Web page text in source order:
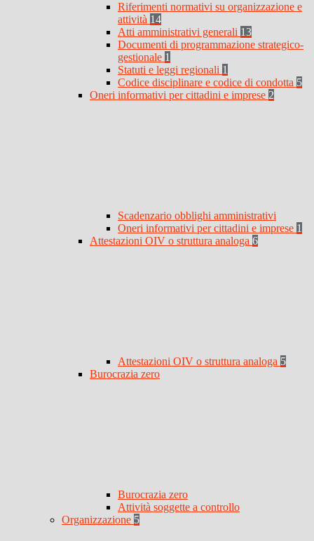
Riferimenti normativi su organizzazione e
attività 14
Atti amministrativi generali 13
Documenti di programmazione strategico-
gestionale 1
Statuti e leggi regionali 1
Codice disciplinare e codice di condotta 5
Oneri informativi per cittadini e imprese 2
Scadenzario obblighi amministrativi
Oneri informativi per cittadini e imprese 1
Attestazioni OIV o struttura analoga 6
Attestazioni OIV o struttura analoga 5
Burocrazia zero
Burocrazia zero
Attività soggette a controllo
Organizzazione 5